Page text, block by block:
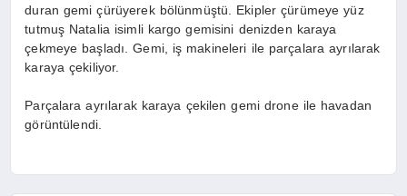
duran gemi çürüyerek bölünmüştü. Ekipler çürümeye yüz
tutmuş Natalia isimli kargo gemisini denizden karaya
çekmeye başladı. Gemi, iş makineleri ile parçalara ayrılarak
karaya çekiliyor.
Parçalara ayrılarak karaya çekilen gemi drone ile havadan
görüntülendi.